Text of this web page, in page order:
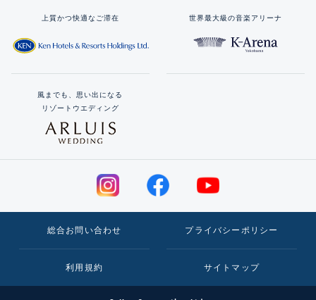
上質かつ快適なご滞在 世界最大級の音楽アリーナ
風までも、思い出になる
リゾートウエディング
総合お問い合わせ プライバシーポリシー
利用規約 サイトマップ